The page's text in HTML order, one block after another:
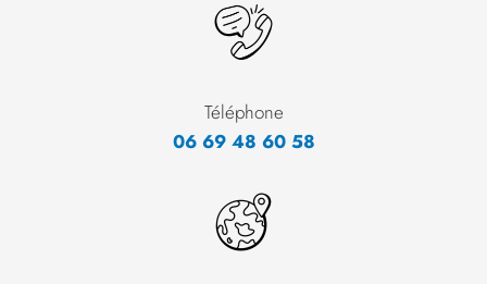
Téléphone
06 69 48 60 58